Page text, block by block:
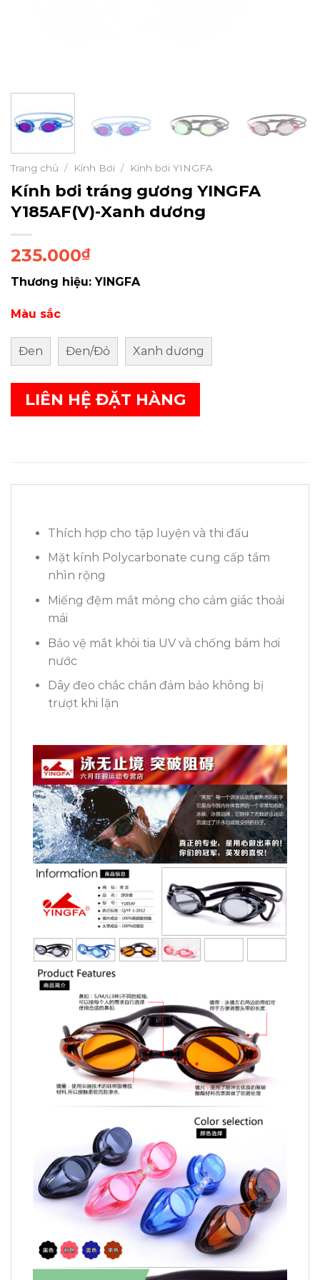
Trang chủ / Kính Bơi / Kính bơi YINGFA
Kính bơi tráng gương YINGFA
Y185AF(V)-Xanh dương
235.000₫
Thương hiệu: YINGFA
Màu sắc
Đen Đen/Đỏ Xanh dương
LIÊN HỆ ĐẶT HÀNG
Thích hợp cho tập luyện và thi đấu
Mặt kính Polycarbonate cung cấp tầm
nhìn rộng
Miếng đệm mắt mỏng cho cảm giác thoải
mái
Bảo vệ mắt khỏi tia UV và chống bám hơi
nước
Dây đeo chắc chắn đảm bảo không bị
trượt khi lặn